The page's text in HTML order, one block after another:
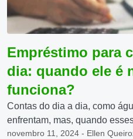
Empréstimo para
dia: quando ele é
funciona?
Contas do dia a dia, como
enfrentam, mas, quando
novembro 11, 2024 - Ellen